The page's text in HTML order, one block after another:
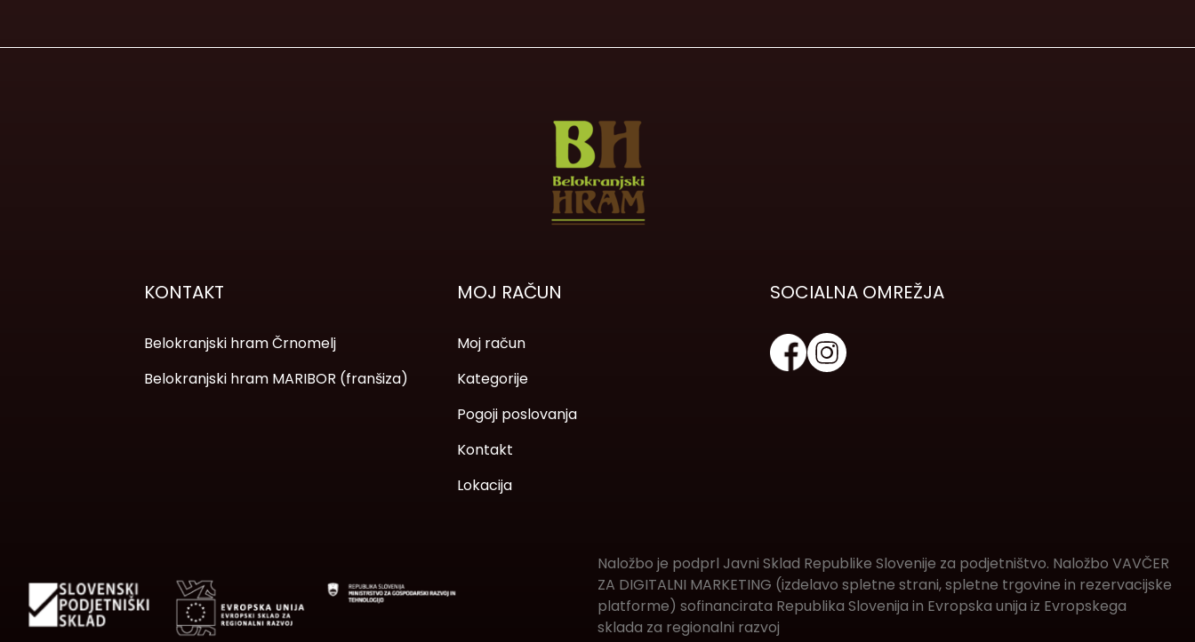
KONTAKT
Belokranjski hram Črnomelj
Belokranjski hram MARIBOR (franšiza)
MOJ RAČUN
Moj račun
Kategorije
Pogoji poslovanja
Kontakt
Lokacija
SOCIALNA OMREŽJA
Naložbo je podprl Javni Sklad Republike Slovenije za podjetništvo. Naložbo VAVČER
ZA DIGITALNI MARKETING (izdelavo spletne strani, spletne trgovine in rezervacijske
platforme) sofinancirata Republika Slovenija in Evropska unija iz Evropskega
sklada za regionalni razvoj